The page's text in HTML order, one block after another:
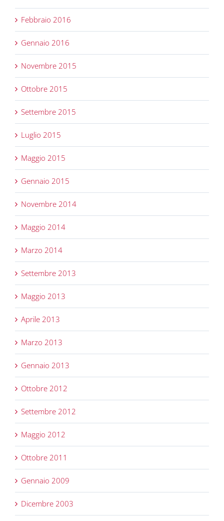
Febbraio 2016
Gennaio 2016
Novembre 2015
Ottobre 2015
Settembre 2015
Luglio 2015
Maggio 2015
Gennaio 2015
Novembre 2014
Maggio 2014
Marzo 2014
Settembre 2013
Maggio 2013
Aprile 2013
Marzo 2013
Gennaio 2013
Ottobre 2012
Settembre 2012
Maggio 2012
Ottobre 2011
Gennaio 2009
Dicembre 2003